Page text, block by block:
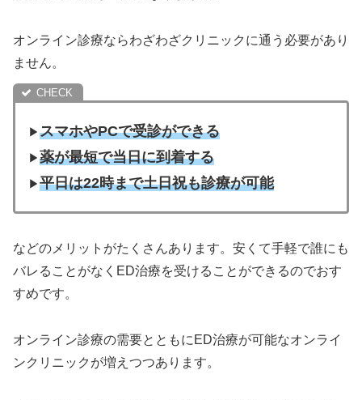
オンライン診療ならわざわざクリニックに通う必要があり
ません。
▶︎スマホやPCで受診ができる
▶︎薬が最短で当日に到着する
▶︎平日は22時まで土日祝も診療が可能
などのメリットがたくさんあります。安くて手軽で誰にも
バレることがなくED治療を受けることができるのでおす
すめです。
オンライン診療の需要とともにED治療が可能なオンライ
ンクリニックが増えつつあります。